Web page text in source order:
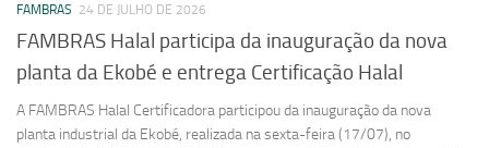
FAMBRAS 24 DE JULHO DE 2026
FAMBRAS Halal participa da inauguração da nova
planta da Ekobé e entrega Certificação Halal
A FAMBRAS Halal Certificadora participou da inauguração da nova
planta industrial da Ekobé, realizada na sexta-feira (17/07), no